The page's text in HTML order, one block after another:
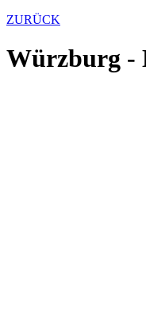
ZURÜCK
Würzburg -